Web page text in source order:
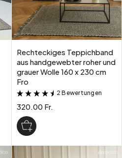
Rechteckiges Teppichband
aus handgewebter roher und
grauer Wolle 160 x 230 cm
Fro
&
2 Bewertungen
320.00 Fr.